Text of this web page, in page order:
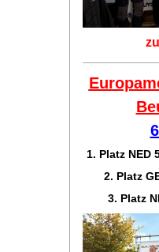
1. Platz NED
2. Platz
3. Platz